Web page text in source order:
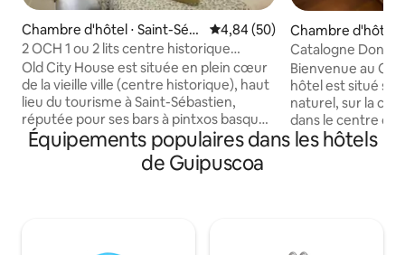
Chambre d'hôtel ⋅ Saint-Séb
astien
Évaluation moyenne sur la
4,84 (50)
2 OCH 1 ou 2 lits centre historique
SaintSébastien
Old City House est située en plein cœur
de la vieille ville (centre historique), haut
lieu du tourisme à Saint-Sébastien,
réputée pour ses bars à pintxos basques
et ses restaurants. se trouve à proximité
des principaux sites touristiques : les
plages de La Concha et de Zurriola, le
Chambre d'hôtel
n
Catalogne
triple
Bienvenue au
hôtel est situé
naturel, sur la
dans le centre de
magnifiques
Équipements populaires dans les hôtels
de Guipuscoa